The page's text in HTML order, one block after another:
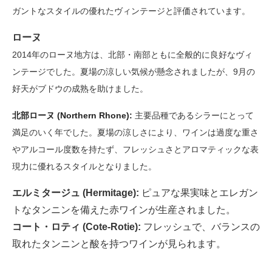
ガントなスタイルの優れたヴィンテージと評価されています。
ローヌ
2014年のローヌ地方は、北部・南部ともに全般的に良好なヴィ
ンテージでした。夏場の涼しい気候が懸念されましたが、9月の
好天がブドウの成熟を助けました。
北部ローヌ (Northern Rhone): 主要品種であるシラーにとって
満足のいく年でした。夏場の涼しさにより、ワインは過度な重さ
やアルコール度数を持たず、フレッシュさとアロマティックな表
現力に優れるスタイルとなりました。
エルミタージュ (Hermitage): ピュアな果実味とエレガン
トなタンニンを備えた赤ワインが生産されました。
コート・ロティ (Cote-Rotie): フレッシュで、バランスの
取れたタンニンと酸を持つワインが見られます。